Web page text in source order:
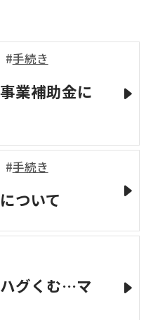
手続き
業補助金に
手続き
ついて
グくむ…マ